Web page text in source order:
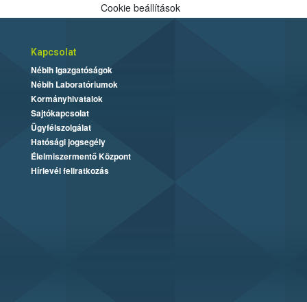
Cookie beállítások
Kapcsolat
Nébih Igazgatóságok
Nébih Laboratóriumok
Kormányhivatalok
Sajtókapcsolat
Ügyfélszolgálat
Hatósági jogsegély
Élelmiszermentő Központ
Hírlevél feliratkozás